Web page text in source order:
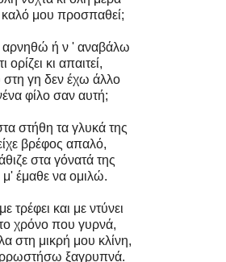
καλό μου προσπαθεί;
ή ν ' αναβάλω
ορίζει κι απαιτεί,
γη δεν έχω άλλο
φίλο σαν αυτή;
στήθη τα γλυκά της
βρέφος απαλό,
στα γόνατά της
μ' έμαθε να ομιλώ.
τρέφει και με ντύνει
χρόνο που γυρνά,
στη μικρή μου κλίνη,
ξαγρυπνά.